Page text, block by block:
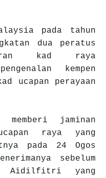
pada tahun
dua peratus
kad raya
kempen
ucapan perayaan
memberi jaminan
raya yang
pada 24 Ogos
sebelum
Aidilfitri yang